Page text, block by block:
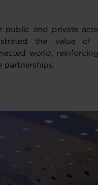
public and private
the value of
world,
partnerships.